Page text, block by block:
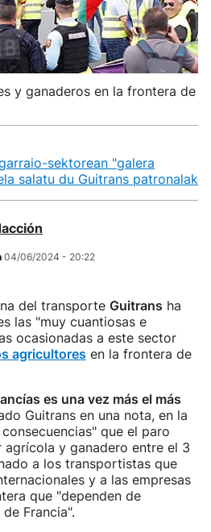
y ganaderos en la frontera de
sektorean "galera
salatu du Guitrans patronalak
04/06/2024 - 20:22
del transporte Guitrans ha
las "muy cuantiosas e
ocasionadas a este sector
agricultores en la frontera de
es una vez más el más
Guitrans en una nota, en la
que el paro
y ganadero entre el 3
a los transportistas que
y a las empresas
que "dependen de
Francia".